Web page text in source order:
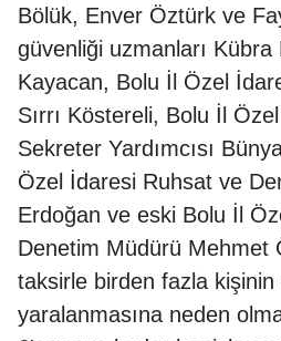
Bölük, Enver Öztürk ve
güvenliği uzmanları
Kayacan, Bolu İl Özel
Sırrı Köstereli, Bolu İl
Sekreter Yardımcısı
Özel İdaresi Ruhsat ve
Erdoğan ve eski Bolu İl
Denetim Müdürü Mehmet
taksirle birden fazla
yaralanmasına neden